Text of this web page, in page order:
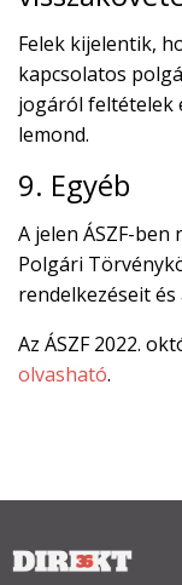
Felek kijelentik,
kapcsolatos
jogáról feltételek
lemond.
9. Egyéb
A jelen ÁSZF-
Polgári
rendelkezéseit
Az ÁSZF 2022.
olvasható.